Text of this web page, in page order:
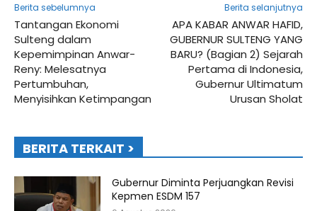
Berita sebelumnya
Tantangan Ekonomi
Sulteng dalam
Kepemimpinan Anwar-
Reny: Melesatnya
Pertumbuhan,
Menyisihkan Ketimpangan
Berita selanjutnya
APA KABAR ANWAR HAFID,
GUBERNUR SULTENG YANG
BARU? (Bagian 2) Sejarah
Pertama di Indonesia,
Gubernur Ultimatum
Urusan Sholat
BERITA TERKAIT >
Gubernur Diminta Perjuangkan Revisi
Kepmen ESDM 157